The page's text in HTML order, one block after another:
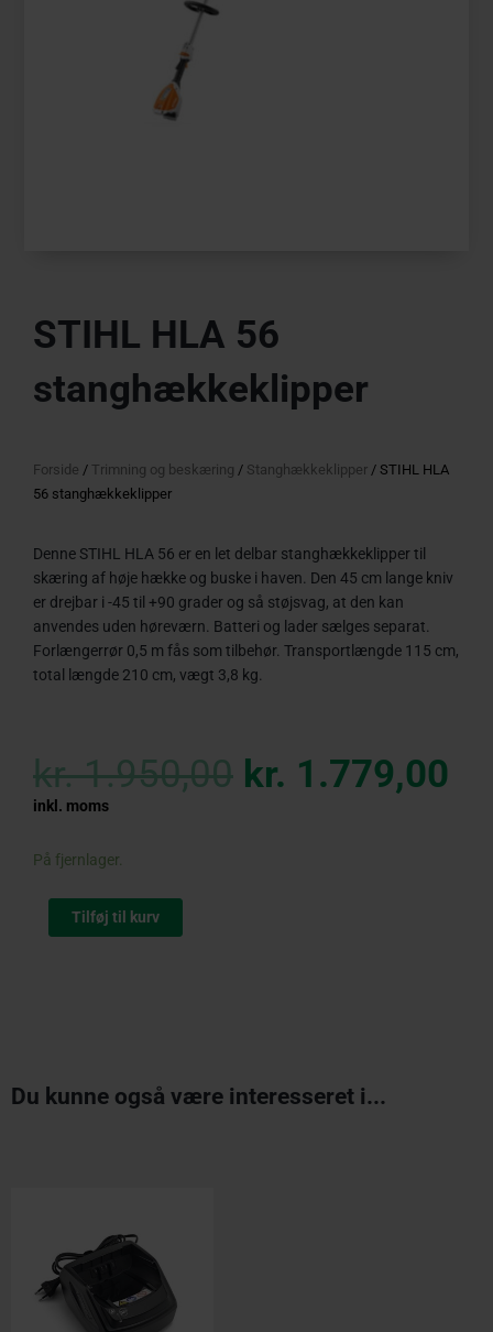
STIHL HLA 56
stanghækkeklipper
Forside / Trimning og beskæring / Stanghækkeklipper / STIHL HLA
56 stanghækkeklipper
Denne STIHL HLA 56 er en let delbar stanghækkeklipper til
skæring af høje hække og buske i haven. Den 45 cm lange kniv
er drejbar i -45 til +90 grader og så støjsvag, at den kan
anvendes uden høreværn. Batteri og lader sælges separat.
Forlængerrør 0,5 m fås som tilbehør. Transportlængde 115 cm,
total længde 210 cm, vægt 3,8 kg.
kr.1.950,00 price
was:
kr. 1.779,00
inkl. moms
På fjernlager.
STIHL
stanghækkeklipper
Tilføj til kurv
Du kunne også være interesseret i...